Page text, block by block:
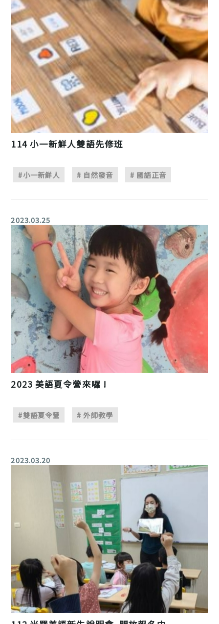
114 小一新鮮人雙語先修班
#小一新鮮人 # 自然發音 # 國語正音
2023.03.25
2023 美語夏令營來囉 !
#雙語夏令營 # 外師教學
2023.03.20